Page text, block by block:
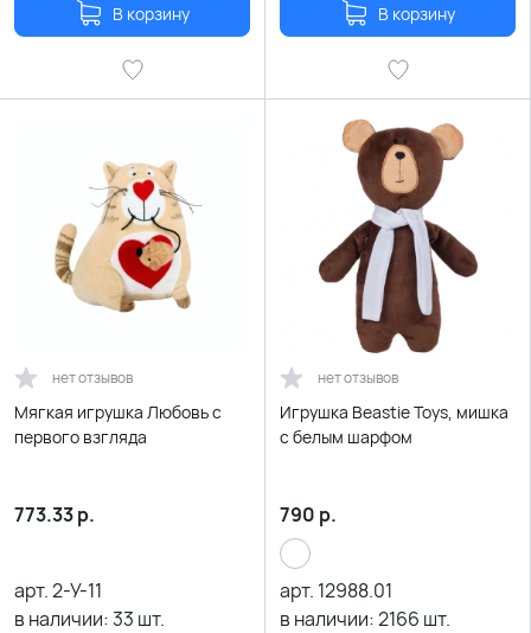
В корзину В корзину
нет отзывов
Мягкая игрушка Любовь с
первого взгляда
773.33р.
арт.2-У-11
в наличии:33 шт.
нет отзывов
Игрушка Beastie Toys, мишка
с белым шарфом
790 р.
арт. 12988.01
в наличии:2166 шт.